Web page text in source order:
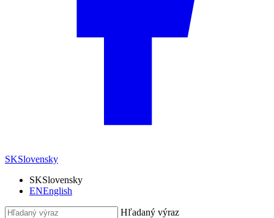
SKSlovensky
SKSlovensky
ENEnglish
Hľadaný výraz